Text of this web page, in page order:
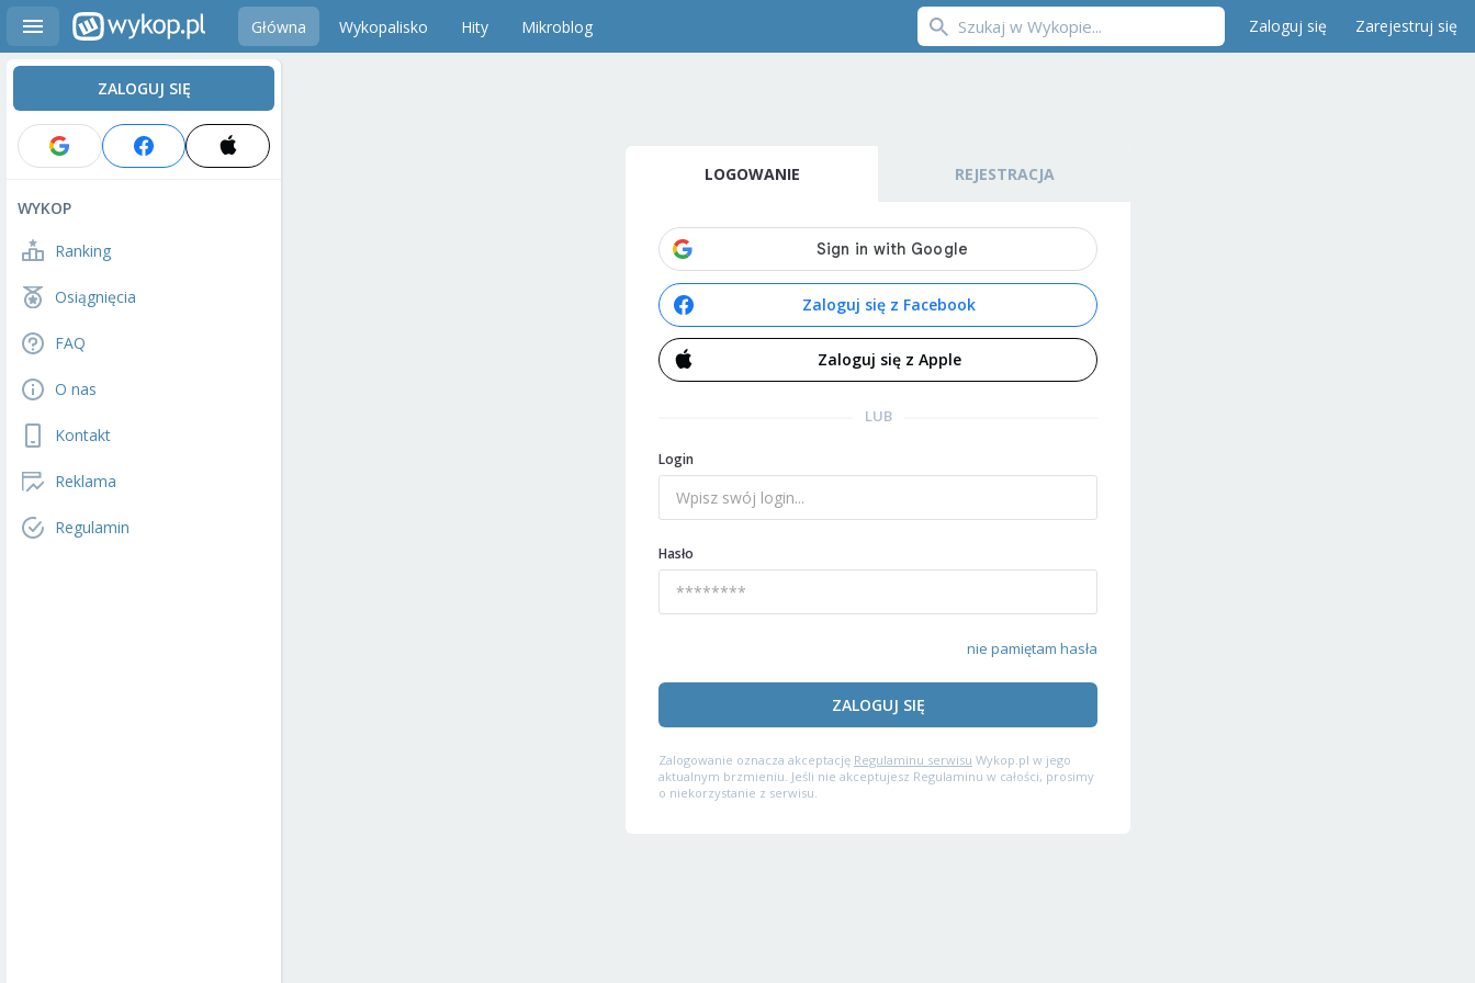
Główna Wykopalisko Hity Mikroblog Zaloguj się Zarejestruj się
ZALOGUJ SIĘ
WYKOP
Ranking
Osiągnięcia
FAQ
O nas
Kontakt
Reklama
Regulamin
LOGOWANIE REJESTRACJA
Zaloguj się z Facebook
Zaloguj się z Apple
LUB
Login
Hasło
nie pamiętam hasła
ZALOGUJ SIĘ
Zalogowanie oznacza akceptację Regulaminu serwisu Wykop.pl w jego
aktualnym brzmieniu. Jeśli nie akceptujesz Regulaminu w całości, prosimy
o niekorzystanie z serwisu.